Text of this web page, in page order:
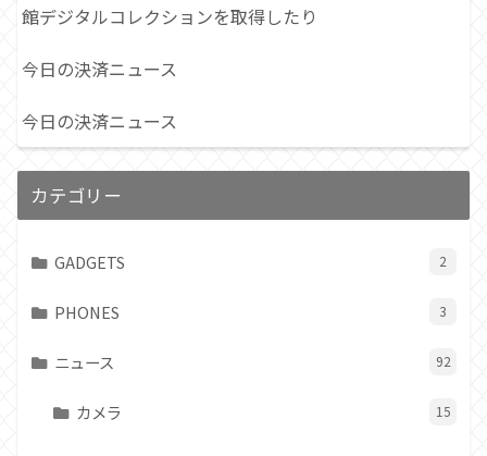
館デジタルコレクションを取得したり
今日の決済ニュース
今日の決済ニュース
カテゴリー
GADGETS 2
PHONES 3
ニュース 92
カメラ 15